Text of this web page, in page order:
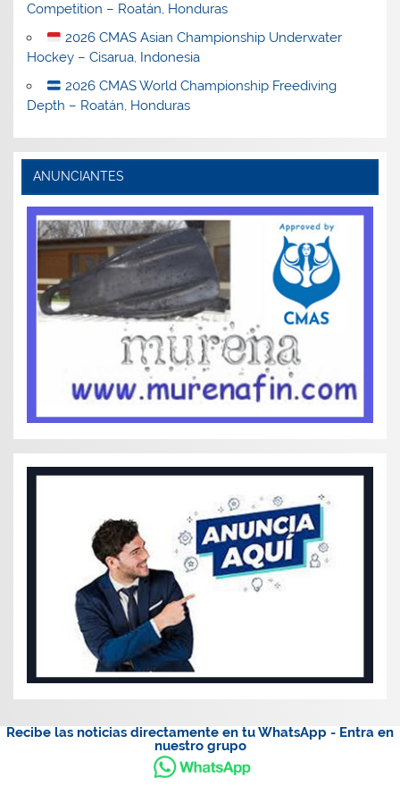
Competition – Roatán, Honduras
2026 CMAS Asian Championship Underwater
Hockey – Cisarua, Indonesia
2026 CMAS World Championship Freediving
Depth – Roatán, Honduras
ANUNCIANTES
Recibe las noticias directamente en tu WhatsApp - Entra en
nuestro grupo